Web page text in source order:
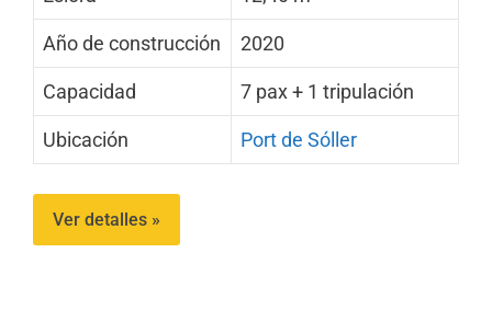
Año de construcción 2020
Capacidad 7 pax + 1 tripulación
Ubicación Port de Sóller
Ver detalles »